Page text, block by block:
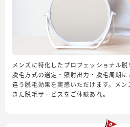
メンズに特化したプロフェッショナル
脱毛方式の選定・照射出力・脱毛周期
違う脱毛効果を実感いただけます。メ
きた脱毛サービスをご体験あれ。